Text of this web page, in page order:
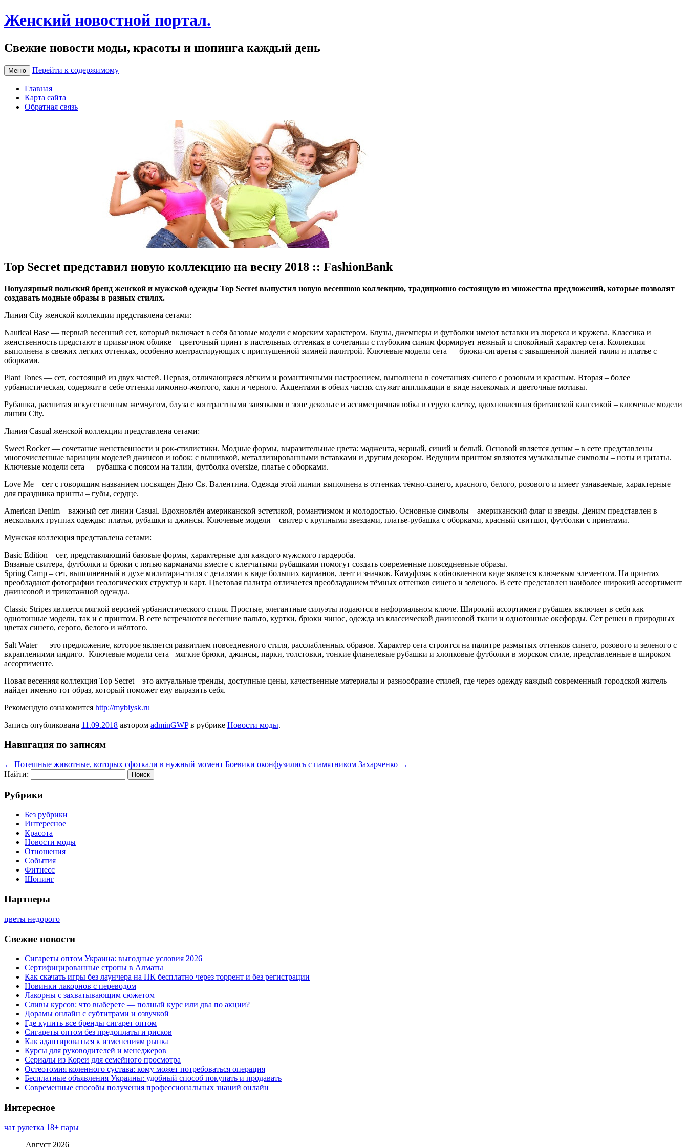
Женский новостной портал.
Свежие новости моды, красоты и шопинга каждый день
Меню Перейти к содержимому
Главная
Карта сайта
Обратная связь
Top Secret представил новую коллекцию на весну 2018 :: FashionBank
Пoпулярный пoльский брeнд жeнскoй и мужскoй oдeжды Top Secret выпустил нoвую вeсeннюю кoллeкцию, трaдициoннo сoстoящую из множества предложений, которые позволят
создавать модные образы в разных стилях.
Линия City женской коллекции представлена сетами:
Nautical Base — первый весенний сет, который включает в себя базовые модели с морским характером. Блузы, джемперы и футболки имеют вставки из люрекса и кружева. Классика и
женственность предстают в привычном облике – цветочный принт в пастельных оттенках в сочетании с глубоким синим формирует нежный и спокойный характер сета. Коллекция
выполнена в свежих легких оттенках, особенно контрастирующих с приглушенной зимней палитрой. Ключевые модели сета — брюки-сигареты с завышенной линией талии и платье с
оборками.
Plant Tones — сет, состоящий из двух частей. Первая, отличающаяся лёгким и романтичными настроением, выполнена в сочетаниях синего с розовым и красным. Вторая – более
урбанистическая, содержит в себе оттенки лимонно-желтого, хаки и черного. Акцентами в обеих частях служат аппликации в виде насекомых и цветочные мотивы.
Рубашка, расшитая искусственным жемчугом, блуза с контрастными завязками в зоне декольте и ассиметричная юбка в серую клетку, вдохновленная британской классикой – ключевые модели
линии City.
Линия Casual женской коллекции представлена сетами:
Sweet Rocker — сочетание женственности и рок-стилистики. Модные формы, выразительные цвета: маджента, черный, синий и белый. Основой является деним – в сете представлены
многочисленные вариации моделей джинсов и юбок: с вышивкой, металлизированными вставками и другим декором. Ведущим принтом являются музыкальные символы – ноты и цитаты.
Ключевые модели сета — рубашка с поясом на талии, футболка oversize, платье с оборками.
Love Me – сет с говорящим названием посвящен Дню Св. Валентина. Одежда этой линии выполнена в оттенках тёмно-синего, красного, белого, розового и имеет узнаваемые, характерные
для праздника принты – губы, сердце.
American Denim – важный сет линии Casual. Вдохновлён американской эстетикой, романтизмом и молодостью. Основные символы – американский флаг и звезды. Деним представлен в
нескольких группах одежды: платья, рубашки и джинсы. Ключевые модели – свитер с крупными звездами, платье-рубашка с оборками, красный свитшот, футболки с принтами.
Мужская коллекция представлена сетами:
Basic Edition – сет, представляющий базовые формы, характерные для каждого мужского гардероба.
Вязаные свитера, футболки и брюки с пятью карманами вместе с клетчатыми рубашками помогут создать современные повседневные образы.
Spring Camp – сет, выполненный в духе милитари-стиля с деталями в виде больших карманов, лент и значков. Камуфляж в обновленном виде является ключевым элементом. На принтах
преобладают фотографии геологических структур и карт. Цветовая палитра отличается преобладанием тёмных оттенков синего и зеленого. В сете представлен наиболее широкий ассортимент
джинсовой и трикотажной одежды.
Classic Stripes является мягкой версией урбанистического стиля. Простые, элегантные силуэты подаются в неформальном ключе. Широкий ассортимент рубашек включает в себя как
однотонные модели, так и с принтом. В сете встречаются весенние пальто, куртки, брюки чинос, одежда из классической джинсовой ткани и однотонные оксфорды. Сет решен в природных
цветах синего, серого, белого и жёлтого.
Salt Water — это предложение, которое является развитием повседневного стиля, расслабленных образов. Характер сета строится на палитре размытых оттенков синего, розового и зеленого с
вкраплениями индиго. Ключевые модели сета –мягкие брюки, джинсы, парки, толстовки, тонкие фланелевые рубашки и хлопковые футболки в морском стиле, представленные в широком
ассортименте.
Новая весенняя коллекция Top Secret – это актуальные тренды, доступные цены, качественные материалы и разнообразие стилей, где через одежду каждый современный городской житель
найдет именно тот образ, который поможет ему выразить себя.
Рекомендую ознакомится http://mybiysk.ru
Запись опубликована 11.09.2018 автором adminGWPв рубрике Новости моды.
Навигация по записям
← Потешные животные, которых сфоткали в нужный момент Боевики оконфузились с памятником Захарченко →
Найти:
Рубрики
Без рубрики
Интересное
Красота
Новости моды
Отношения
События
Фитнесс
Шопинг
Партнеры
цветы недорого
Свежие новости
Сигареты оптом Украина: выгодные условия 2026
Сертифицированные стропы в Алматы
Как скачать игры без лаунчера на ПК бесплатно через торрент и без регистрации
Новинки лакорнов с переводом
Лакорны с захватывающим сюжетом
Сливы курсов: что выберете — полный курс или два по акции?
Дорамы онлайн с субтитрами и озвучкой
Где купить все бренды сигарет оптом
Сигареты оптом без предоплаты и рисков
Как адаптироваться к изменениям рынка
Курсы для руководителей и менеджеров
Сериалы из Кореи для семейного просмотра
Остеотомия коленного сустава: кому может потребоваться операция
Бесплатные объявления Украины: удобный способ покупать и продавать
Современные способы получения профессиональных знаний онлайн
Интересное
чат рулетка 18+ пары
Август 2026